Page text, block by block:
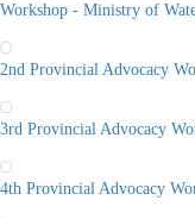
Workshop - Ministry of
2nd Provincial Advocacy
3rd Provincial Advocacy
4th Provincial Advocacy